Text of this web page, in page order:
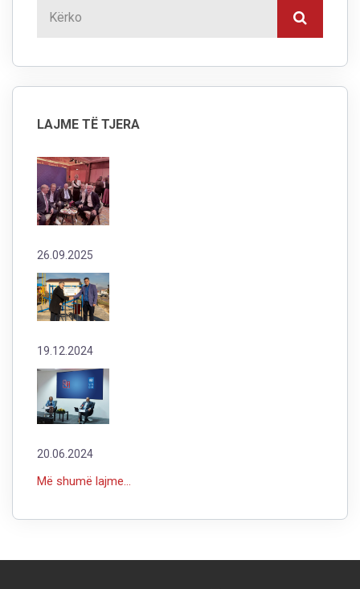
LAJME TË TJERA
26.09.2025
19.12.2024
20.06.2024
Më shumë lajme...